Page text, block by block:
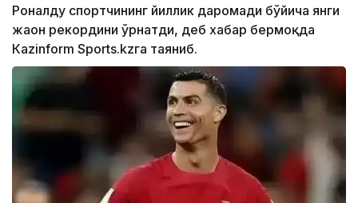
Роналду спортчининг йиллик даромади бўйича янги
жаҳон рекордини ўрнатди, деб хабар бермоқда
Кazinform Sports.kzга таяниб.